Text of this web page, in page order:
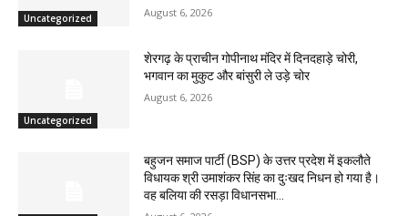
Uncategorized August 6, 2026
Uncategorized
शेरगढ़ के प्राचीन गोपीनाथ मंदिर में दिनदहाड़े चोरी,
भगवान का मुकुट और बांसुरी ले उड़े चोर
August 6, 2026
बहुजन समाज पार्टी (BSP) के उत्तर प्रदेश में इकलौते
विधायक श्री उमाशंकर सिंह का दुःखद निधन हो गया है।
वह बलिया की रसड़ा विधानसभा...